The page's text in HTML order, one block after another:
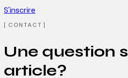
S'inscrire
CONTACT
Une question
article?